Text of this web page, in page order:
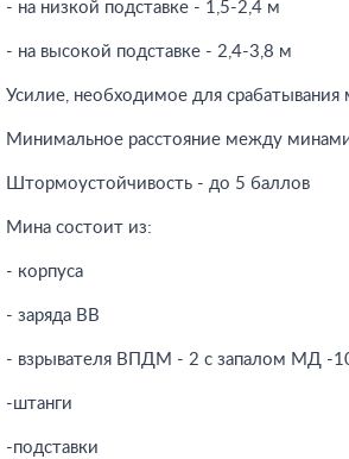
- на низкой подставке - 1,5-2,4 м
- на высокой подставке - 2,4-3,8 м
Усилие, необходимое для
Минимальное расстояние между
Штормоустойчивость - до 5 баллов
Мина состоит из:
- корпуса
- заряда ВВ
- взрывателя ВПДМ - 2 с запалом МД -
-штанги
-подставки